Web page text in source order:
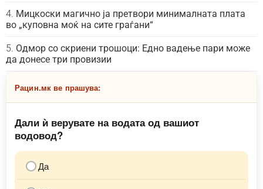
Мицкоски магично ја претвори минималната плата
во „куповна моќ на сите граѓани“
Одмор со скриени трошоци: Едно вадење пари може
да донесе три провизии
Рацин.мк ве прашува:
Дали ѝ верувате на водата од вашиот
водовод?
Да